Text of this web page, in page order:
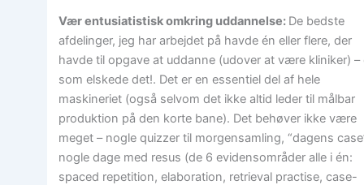
Vær entusiatistisk omkring uddannelse: De bedste
afdelinger, jeg har arbejdet på havde én eller flere, der
havde til opgave at uddanne (udover at være kliniker) –
som elskede det!. Det er en essentiel del af hele
maskineriet (også selvom det ikke altid leder til målbar
produktion på den korte bane). Det behøver ikke være
meget – nogle quizzer til morgensamling, “dagens
nogle dage med resus (de 6 evidensområder alle i én:
spaced repetition, elaboration, retrieval practise, case-